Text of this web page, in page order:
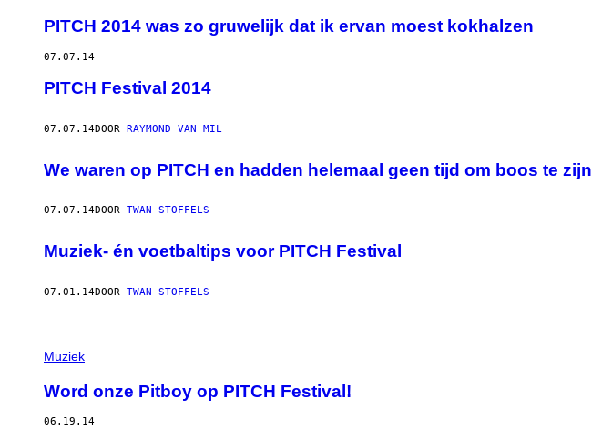
PITCH 2014 was zo gruwelijk dat ik ervan moest kokhalzen
07.07.14
PITCH Festival 2014
07.07.14DOOR RAYMOND VAN MIL
We waren op PITCH en hadden helemaal geen tijd om boos te zijn
07.07.14DOOR TWAN STOFFELS
Muziek- én voetbaltips voor PITCH Festival
07.01.14DOOR TWAN STOFFELS
Muziek
Word onze Pitboy op PITCH Festival!
06.19.14